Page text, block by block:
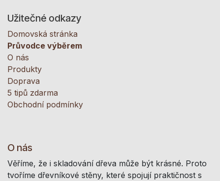
Užitečné odkazy
Domovská stránka
Průvodce výběrem
O nás
Produkty
Doprava
5 tipů zdarma
Obchodní podmínky
O nás
Věříme, že i skladování dřeva může být krásné. Proto
tvoříme dřevníkové stěny, které spojují praktičnost s